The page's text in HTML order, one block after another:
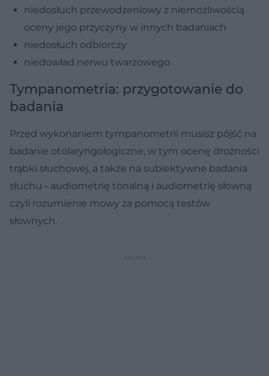
niedosłuch przewodzeniowy z niemożliwością
oceny jego przyczyny w innych badaniach
niedosłuch odbiorczy
niedowład nerwu twarzowego
Tympanometria: przygotowanie do
badania
Przed wykonaniem tympanometrii musisz pójść na
badanie otolaryngologiczne, w tym ocenę drożności
trąbki słuchowej, a także na subiektywne badania
słuchu - audiometrię tonalną i audiometrię słowną
czyli rozumienie mowy za pomocą testów
słownych.